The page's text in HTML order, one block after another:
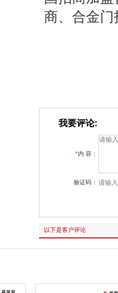
商、合金
我要评论:
*内 容：
验证码：
以下是客户评论